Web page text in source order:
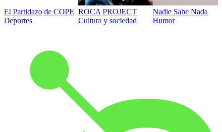
El Partidazo de COPE
Deportes
ROCA PROJECT
Cultura y sociedad
Nadie Sabe Nada
Humor